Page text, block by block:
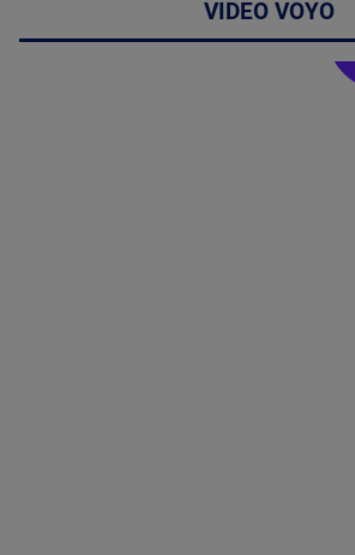
VIDEO VOYO